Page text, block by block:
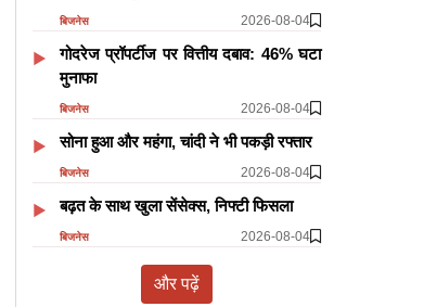
बिजनेस 2026-08-04
गोदरेज प्रॉपर्टीज पर वित्तीय दबाव: 46% घटा
मुनाफा
बिजनेस 2026-08-04
सोना हुआ और महंगा, चांदी ने भी पकड़ी रफ्तार
बिजनेस 2026-08-04
​​​​​​​बढ़त के साथ खुला सेंसेक्स, निफ्टी फिसला
बिजनेस 2026-08-04
और पढ़ें